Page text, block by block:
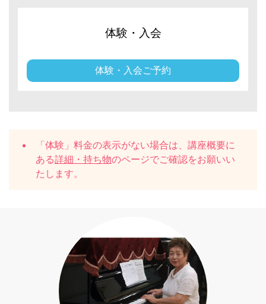
体験・入会
体験・入会ご予約
「体験」料金の表示がない場合は、講座概要に
ある詳細・持ち物のページでご確認をお願いい
たします。